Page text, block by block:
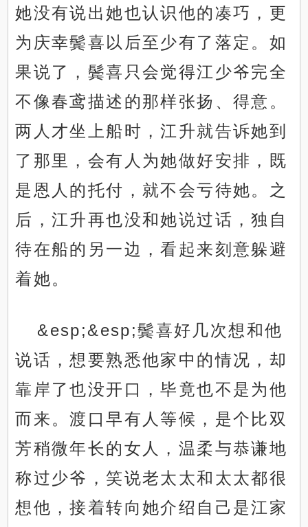
她没有说出她也认识他的凑巧，更
为庆幸鬓喜以后至少有了落定。如
果说了，鬓喜只会觉得江少爷完全
不像春鸢描述的那样张扬、得意。
两人才坐上船时，江升就告诉她到
了那里，会有人为她做好安排，既
是恩人的托付，就不会亏待她。之
后，江升再也没和她说过话，独自
待在船的另一边，看起来刻意躲避
着她。
&esp;&esp;鬓喜好几次想和他
说话，想要熟悉他家中的情况，却
靠岸了也没开口，毕竟也不是为他
而来。渡口早有人等候，是个比双
芳稍微年长的女人，温柔与恭谦地
称过少爷，笑说老太太和太太都很
想他，接着转向她介绍自己是江家